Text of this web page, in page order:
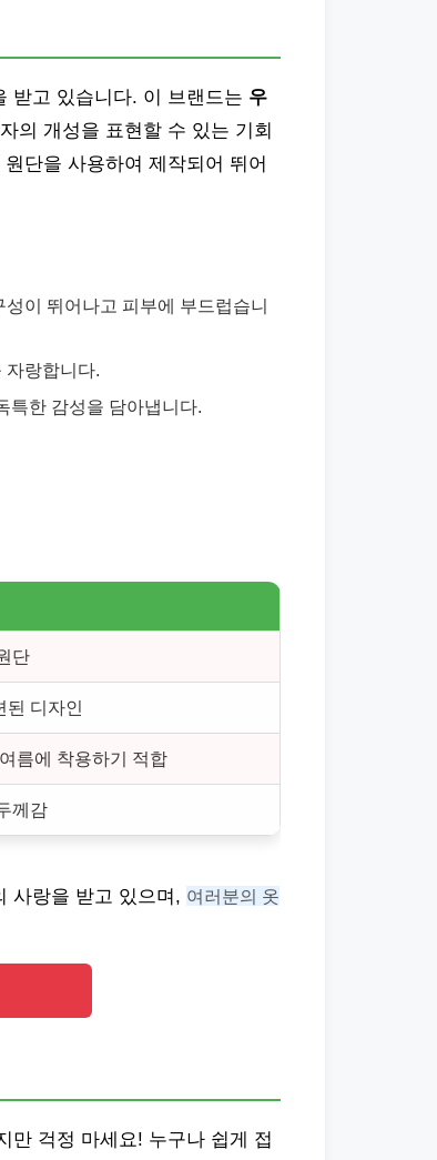
받고 있습니다. 이 브랜드는 우
의 개성을 표현할 수 있는 기회
단을 사용하여 제작되어 뛰어
이 뛰어나고 피부에 부드럽습니
자랑합니다.
특한 감성을 담아냅니다.
단
된 디자인
름에 착용하기 적합
께감
사랑을 받고 있으며, 여러분의 옷
만 걱정 마세요! 누구나 쉽게 접